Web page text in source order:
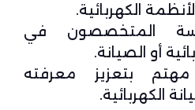
الكهربائية.
المتخصصون في
أو الصيانة.
بتعزيز معرفته
الكهربائية.